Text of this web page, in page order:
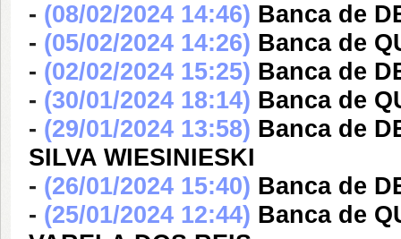
- (08/02/2024 14:46) Banca de
- (05/02/2024 14:26) Banca de
- (02/02/2024 15:25) Banca de
- (30/01/2024 18:14) Banca de
- (29/01/2024 13:58) Banca de
SILVA WIESINIESKI
- (26/01/2024 15:40) Banca de
- (25/01/2024 12:44) Banca de